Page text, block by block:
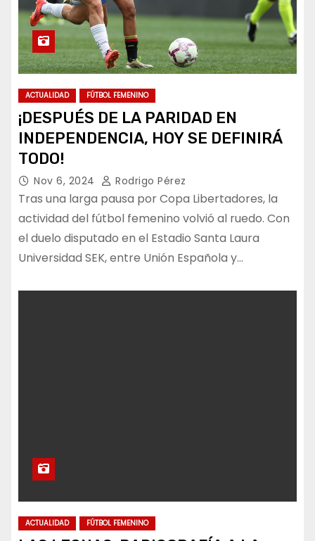
ACTUALIDAD FÚTBOL FEMENINO
¡DESPUÉS DE LA PARIDAD EN
INDEPENDENCIA, HOY SE DEFINIRÁ
TODO!
Nov 6, 2024 Rodrigo Pérez
Tras una larga pausa por Copa Libertadores, la
actividad del fútbol femenino volvió al ruedo. Con
el duelo disputado en el Estadio Santa Laura
Universidad SEK, entre Unión Española y…
ACTUALIDAD FÚTBOL FEMENINO